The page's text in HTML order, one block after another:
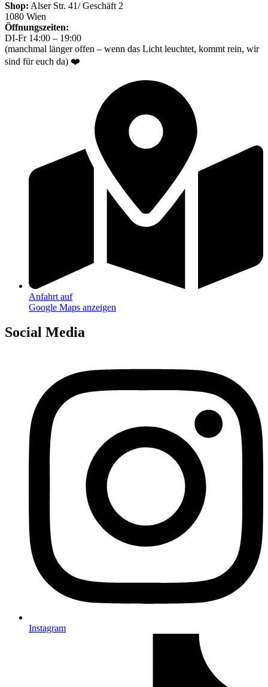
Shop: Alser Str. 41/ Geschäft 2
1080 Wien
Öffnungszeiten:
DI-Fr 14:00 – 19:00
(manchmal länger offen – wenn das Licht leuchtet, kommt rein, wir
sind für euch da) ❤️
Anfahrt auf
Google Maps anzeigen
Social Media
Instagram